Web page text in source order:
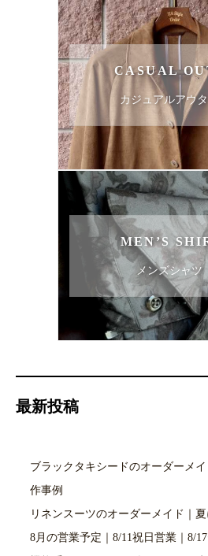
CASUAL
カジュアルアウ
MEN’S
メンズシャ
最新投稿
ブラックタキシードのオーダーメ
作事例
リネンスーツのオーダーメイド｜
8月の営業予定｜8/11祝日営業｜8/